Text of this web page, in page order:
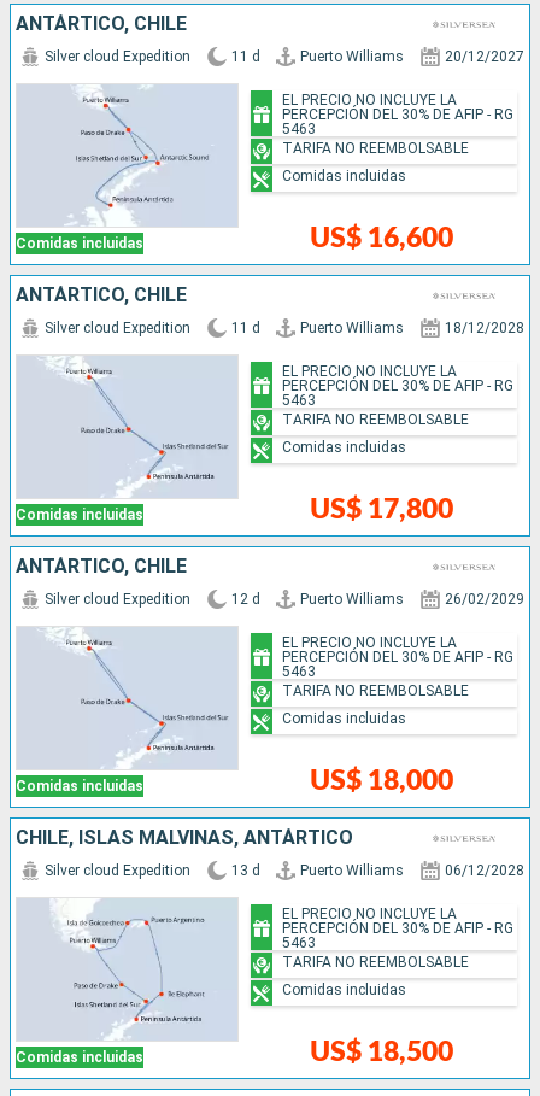
ANTÁRTICO, CHILE
Comidas incluidas
Silver cloud Expedition 11 d Puerto Williams 20/12/2027
US$ 16,600
EL PRECIO NO INCLUYE LA
PERCEPCIÓN DEL 30% DE AFIP - RG
5463
TARIFA NO REEMBOLSABLE
Comidas incluidas
ANTÁRTICO, CHILE
Comidas incluidas
Silver cloud Expedition 11 d Puerto Williams 18/12/2028
US$ 17,800
EL PRECIO NO INCLUYE LA
PERCEPCIÓN DEL 30% DE AFIP - RG
5463
TARIFA NO REEMBOLSABLE
Comidas incluidas
ANTÁRTICO, CHILE
Comidas incluidas
Silver cloud Expedition 12 d Puerto Williams 26/02/2029
US$ 18,000
EL PRECIO NO INCLUYE LA
PERCEPCIÓN DEL 30% DE AFIP - RG
5463
TARIFA NO REEMBOLSABLE
Comidas incluidas
CHILE, ISLAS MALVINAS, ANTÁRTICO
Comidas incluidas
Silver cloud Expedition 13 d Puerto Williams 06/12/2028
US$ 18,500
EL PRECIO NO INCLUYE LA
PERCEPCIÓN DEL 30% DE AFIP - RG
5463
TARIFA NO REEMBOLSABLE
Comidas incluidas